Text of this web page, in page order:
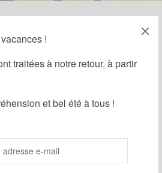
!
traitées à notre retour, à partir
et bel été à tous !
WAX
du Wax –